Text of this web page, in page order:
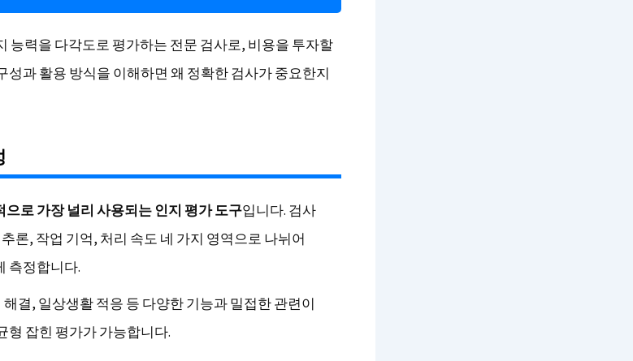
능력을 다각도로 평가하는 전문 검사로, 비용을 투자할
성과 활용 방식을 이해하면 왜 정확한 검사가 중요한지
로 가장 널리 사용되는 인지 평가 도구입니다. 검사
론, 작업 기억, 처리 속도 네 가지 영역으로 나뉘어
측정합니다.
결, 일상생활 적응 등 다양한 기능과 밀접한 관련이
형 잡힌 평가가 가능합니다.